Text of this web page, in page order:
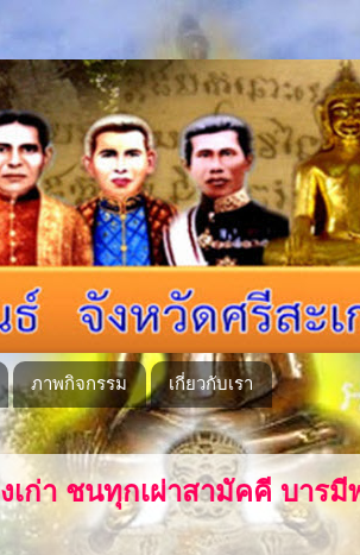
ภาพกิจกรรม เกี่ยวกับเรา
บารมีพระแก้วเนรมิตวัดล